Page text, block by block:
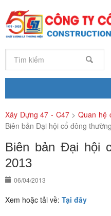
Xây Dựng 47 - C47>Quan hệ
Biên bản Đại hội cổ đông
Biên bản Đại hội
2013
06/04/2013
Xem hoặc tải về: Tại đây